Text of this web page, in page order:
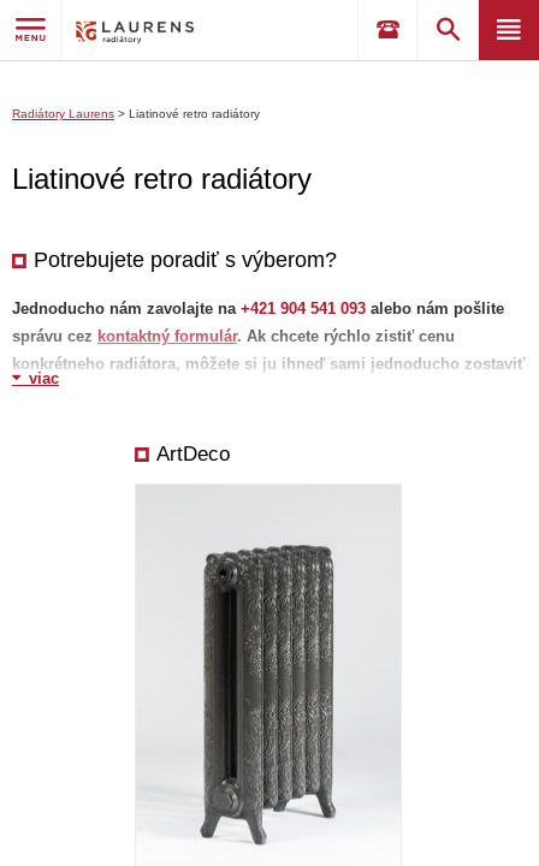
Radiátory Laurens > Liatinové retro radiátory
Liatinové retro radiátory
Potrebujete poradiť s výberom?
Jednoducho nám zavolajte na +421 904 541 093 alebo nám pošlite
správu cez kontaktný formulár. Ak chcete rýchlo zistiť cenu
konkrétneho radiátora, môžete si ju ihneď sami jednoducho zostaviť
prostredníctvom
Výber variantu, farby a pripojenia vykonáte po kliknutí na symbol "+"
dizajnérom alebo si ho môžete vytlačiť, prípadne ho odoslať nám ako
viac
ArtDeco
Rozmery:
Cena od:
Výkon od: